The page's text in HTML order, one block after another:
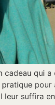
cadeau qui
pratique pour
leur suffira